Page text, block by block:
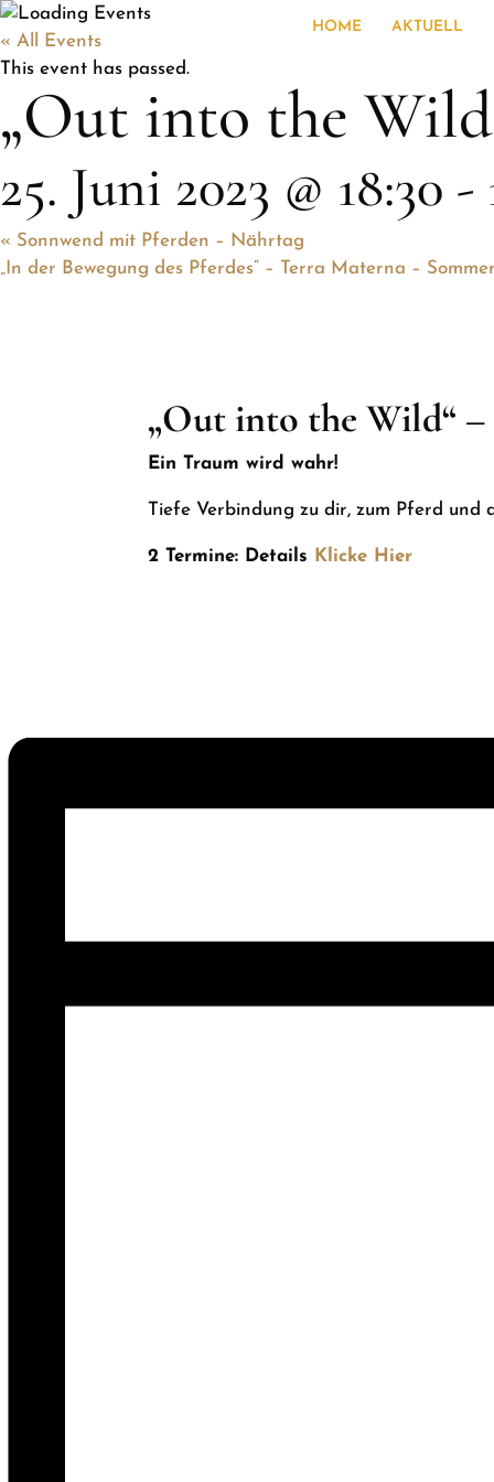
HOME AKTUELL
« All Events
This event has passed.
„Out into the
25. Juni 2023 @ 18:30 -
« Sonnwend mit Pferden – Nährtag
„In der Bewegung des Pferdes“ – Terra Materna –
„Out into the Wild“
Ein Traum wird wahr!
Tiefe Verbindung zu dir, zum Pferd und
2 Termine: Details Klicke Hier